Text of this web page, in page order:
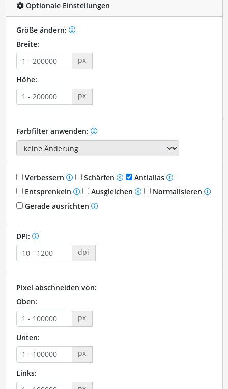
Optionale Einstellungen
Größe ändern:
Breite:
px
Höhe:
px
Farbfilter anwenden:
Verbessern Schärfen
Antialias
Entsprenkeln
Ausgleichen
Normalisieren
Gerade ausrichten
DPI:
dpi
Pixel abschneiden von:
Oben:
px
Unten:
px
Links: